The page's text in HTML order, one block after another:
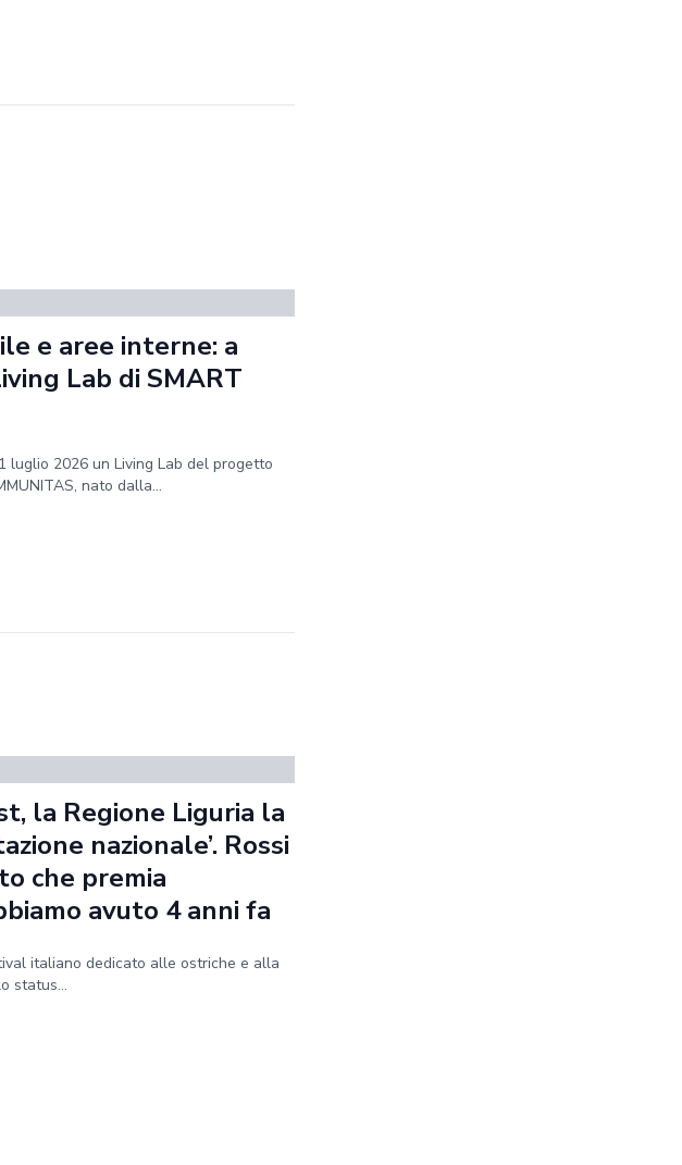
e aree interne: a
Lab di SMART
luglio 2026 un Living Lab del progetto
nato dalla...
la Regione Liguria la
nazionale’. Rossi
che premia
avuto 4 anni fa
italiano dedicato alle ostriche e alla
status...